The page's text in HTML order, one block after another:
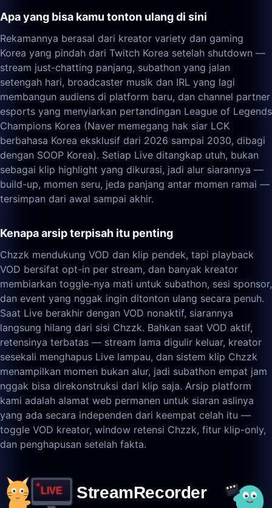
Apa yang bisa kamu tonton ulang di sini
Rekamannya berasal dari kreator variety dan gaming
Korea yang pindah dari Twitch Korea setelah shutdown —
stream just-chatting panjang, subathon yang jalan
setengah hari, broadcaster musik dan IRL yang lagi
membangun audiens di platform baru, dan channel partner
esports yang menyiarkan pertandingan League of Legends
Champions Korea (Naver memegang hak siar LCK
berbahasa Korea eksklusif dari 2026 sampai 2030, dibagi
dengan SOOP Korea). Setiap Live ditangkap utuh, bukan
sebagai klip highlight yang dikurasi, jadi alur siarannya —
build-up, momen seru, jeda panjang antar momen ramai —
tersimpan dari awal sampai akhir.
Kenapa arsip terpisah itu penting
Chzzk mendukung VOD dan klip pendek, tapi playback
VOD bersifat opt-in per stream, dan banyak kreator
membiarkan toggle-nya mati untuk subathon, sesi sponsor,
dan event yang nggak ingin ditonton ulang secara penuh.
Saat Live berakhir dengan VOD nonaktif, siarannya
langsung hilang dari sisi Chzzk. Bahkan saat VOD aktif,
retensinya terbatas — stream lama digulir keluar, kreator
sesekali menghapus Live lampau, dan sistem klip Chzzk
menampilkan momen bukan alur, jadi subathon empat jam
nggak bisa direkonstruksi dari klip saja. Arsip platform
kami adalah alamat web permanen untuk siaran aslinya
yang ada secara independen dari keempat celah itu —
toggle VOD kreator, window retensi Chzzk, fitur klip-only,
dan penghapusan setelah fakta.